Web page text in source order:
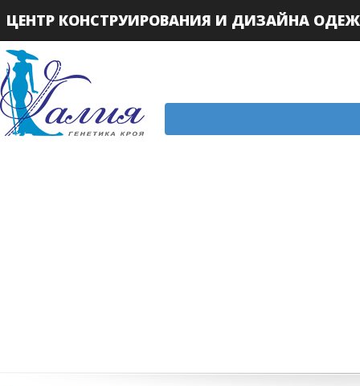
ЦЕНТР КОНСТРУИРОВАНИЯ И ДИЗАЙНА